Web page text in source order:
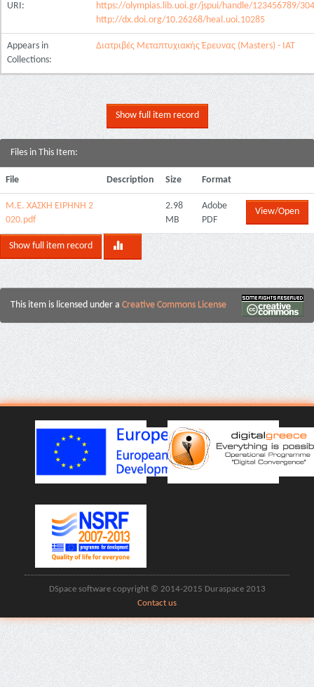
URI:
https://olympias.lib.uoi.gr/jspui/handle/123456789/
http://dx.doi.org/10.26268/heal.uoi.10285
Appears in
Collections:
Διατριβές Μεταπτυχιακής Έρευνας (Masters) - ΙΑΤ
Show full item record
Files in This Item:
File Description Size Format
Μ.Ε. ΧΑΣΚΗ ΕΙΡΗΝΗ 2
020.pdf
2.98
MB
Adobe
PDF
View/Open
Show full item record
This item is licensed under a Creative Commons License
DSpace software copyright © 2014-2015 Duraspace 2013
Contact us